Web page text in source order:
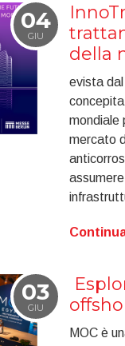
04
GIU
della
evista
mondiale
mercato
03
GIU
MOC è